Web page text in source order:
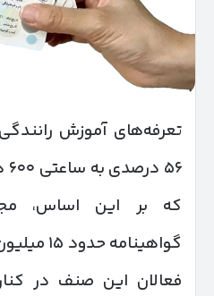
که بر این اساس،
فعالان این صنف در